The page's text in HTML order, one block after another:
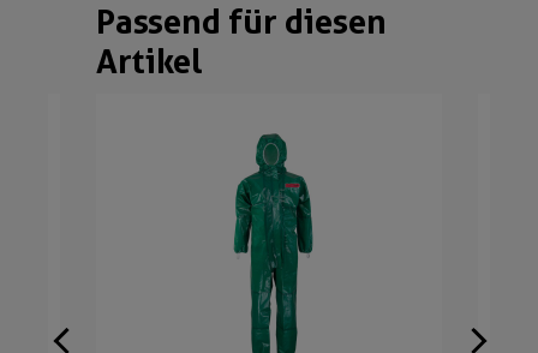
Ignorar a galeria de produtos
Passend für diesen
Artikel